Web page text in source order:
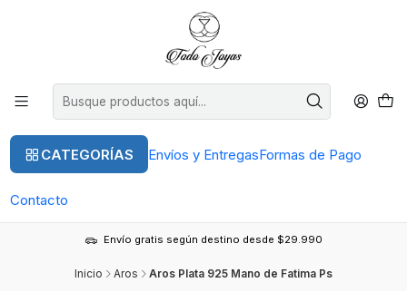
CATEGORÍAS Envíos y EntregasFormas de Pago
Contacto
Envío gratis según destino desde $29.990
Inicio Aros Aros Plata 925 Mano de Fatima Ps